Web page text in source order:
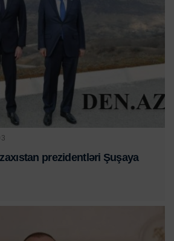
prezidentləri Şuşaya